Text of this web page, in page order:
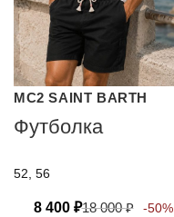
MC2 SAINT BARTH
Футболка
52, 56
8 400 ₽18 000₽ -50%